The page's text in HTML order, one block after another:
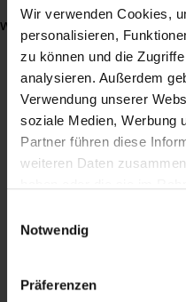
Wir verwenden Cookies,
personalisieren,
zu können und die
analysieren. Außerdem
Verwendung unserer
soziale Medien, Werbung
Partner führen diese
weiteren Daten
Notwendig
Präferenzen
weiterlesen ...
Unsere Klimaziele